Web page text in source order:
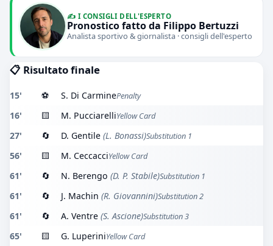
✍️ I CONSIGLI DELL'ESPERTO
Pronostico fatto da Filippo Bertuzzi
Analista sportivo & giornalista · consigli dell'esperto
📋 Risultato finale
15' ⚽ S. Di CarminePenalty
16' 🟨 M. PucciarelliYellow Card
27' 🔄 D. Gentile (L. Bonassi)Substitution 1
56' 🟨 M. CeccacciYellow Card
61' 🔄 N. Berengo (D. P. Stabile)Substitution 1
61' 🔄 J. Machin (R. Giovannini)Substitution 2
61' 🔄 A. Ventre (S. Ascione)Substitution 3
65' 🟨 G. LuperiniYellow Card